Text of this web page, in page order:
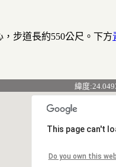
步道長約550公尺。下方
緯度
This page can't
Do you own this